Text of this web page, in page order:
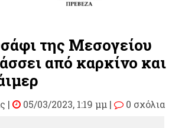
της Μεσογείου
από καρκίνο και
| 05/03/2023, 1:19 μμ | 0 σχόλια